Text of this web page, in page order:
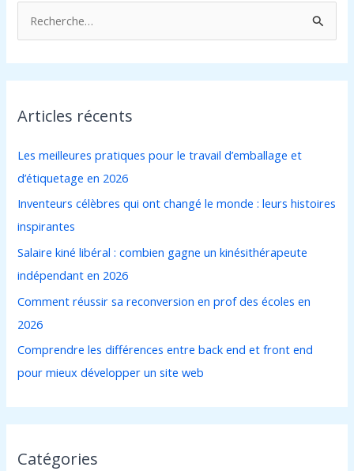
e
c
h
e
r
:
Articles récents
Les meilleures pratiques pour le travail d’emballage et
d’étiquetage en 2026
Inventeurs célèbres qui ont changé le monde : leurs histoires
inspirantes
Salaire kiné libéral : combien gagne un kinésithérapeute
indépendant en 2026
Comment réussir sa reconversion en prof des écoles en
2026
Comprendre les différences entre back end et front end
pour mieux développer un site web
Catégories